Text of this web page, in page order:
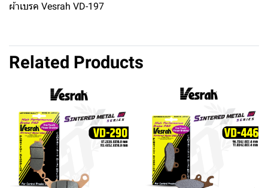
ผ้าเบรค Vesrah VD-197
Related Products